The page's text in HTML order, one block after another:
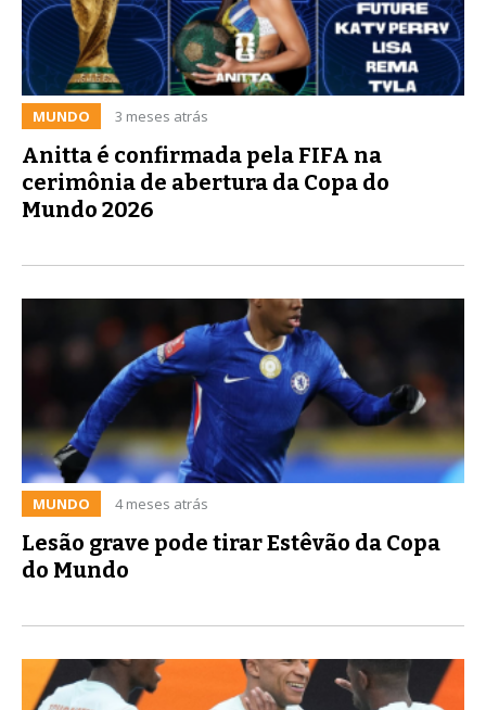
MUNDO 3 meses atrás
Anitta é confirmada pela FIFA na
cerimônia de abertura da Copa do
Mundo 2026
MUNDO 4 meses atrás
Lesão grave pode tirar Estêvão da Copa
do Mundo